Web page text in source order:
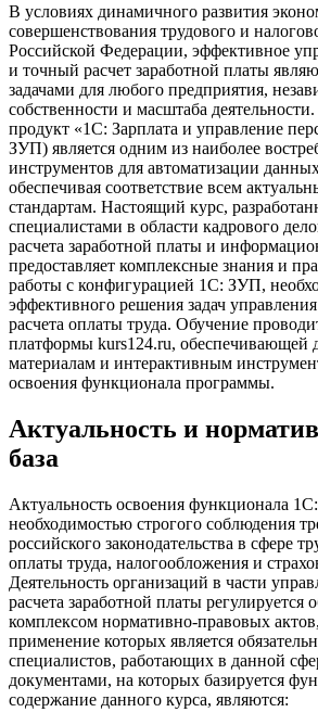
В условиях динамичного развития
совершенствования трудового и
Российской Федерации, эффективное
и точный расчет заработной платы
задачами для любого предприятия,
собственности и масштаба
продукт «1С: Зарплата и управление
ЗУП) является одним из наиболее
инструментов для автоматизации
обеспечивая соответствие всем
стандартам. Настоящий курс,
специалистами в области кадрового
расчета заработной платы и
предоставляет комплексные знания и
работы с конфигурацией 1С: ЗУП,
эффективного решения задач
расчета оплаты труда. Обучение
платформы kurs124.ru, обеспечивающей
материалам и интерактивным
освоения функционала программы.
Актуальность и
база
Актуальность освоения функционала
необходимостью строгого соблюдения
российского законодательства в сфере
оплаты труда, налогообложения и
Деятельность организаций в части
расчета заработной платы
комплексом нормативно-правовых
применение которых является
специалистов, работающих в данной
документами, на которых базируется
содержание данного курса, являются: